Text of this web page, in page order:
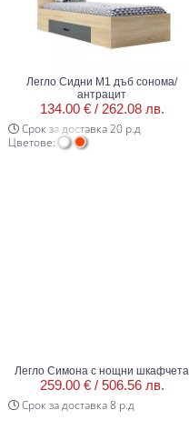
Легло Сидни М1 дъб сонома/
антрацит
134.00 € / 262.08 лв.
Срок за доставка 20 р.д
Цветове:
Легло Симона с нощни шкафчета
259.00 € / 506.56 лв.
Срок за доставка 8 р.д